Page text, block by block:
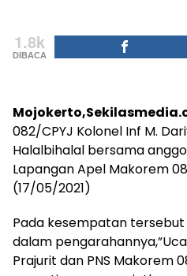
1.8k
DIBACA
082/CPYJ Kolonel Inf M.
Halalbihalal bersama
Lapangan Apel Makorem
(17/05/2021)
Pada kesempatan
dalam
Prajurit dan PNS Makorem